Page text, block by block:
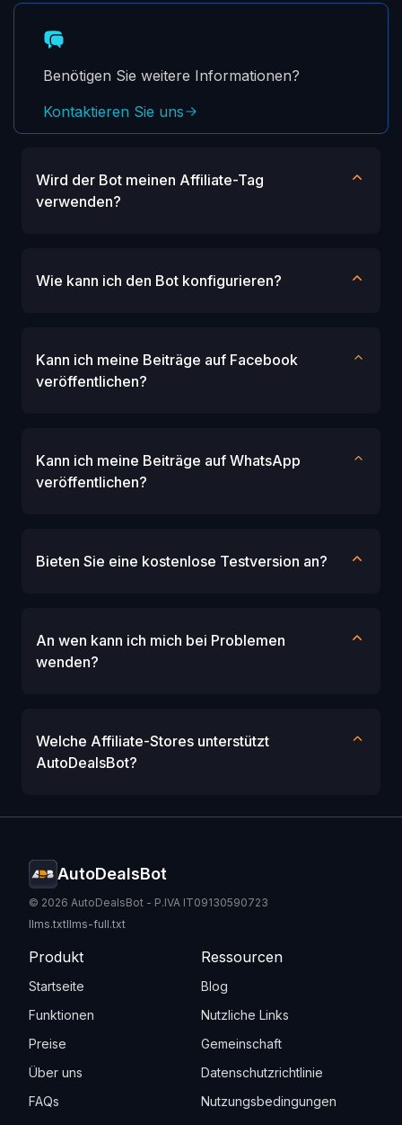
Benötigen Sie weitere Informationen?
Kontaktieren Sie uns
Wird der Bot meinen Affiliate-Tag
verwenden?
Wie kann ich den Bot konfigurieren?
Kann ich meine Beiträge auf Facebook
veröffentlichen?
Kann ich meine Beiträge auf WhatsApp
veröffentlichen?
Bieten Sie eine kostenlose Testversion an?
An wen kann ich mich bei Problemen
wenden?
Welche Affiliate-Stores unterstützt
AutoDealsBot?
AutoDealsBot
© 2026 AutoDealsBot - P.IVA IT09130590723
llms.txtllms-full.txt
Produkt
Startseite
Funktionen
Preise
Über uns
FAQs
Ressourcen
Blog
Nutzliche Links
Gemeinschaft
Datenschutzrichtlinie
Nutzungsbedingungen